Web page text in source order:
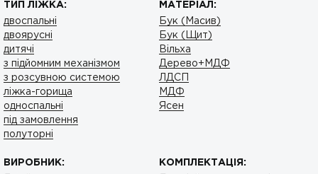
ТИП ЛІЖКА:
двоспальні
двоярусні
дитячі
з підйомним механізмом
з розсувною системою
ліжка-горища
односпальні
під замовлення
полуторні
МАТЕРІАЛ:
Бук (Масив)
Бук (Щит)
Вільха
Дерево+МДФ
ЛДСП
МДФ
Ясен
ВИРОБНИК:
КОМПЛЕКТАЦІЯ: